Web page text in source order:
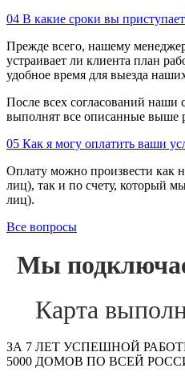
04 В какие сроки вы
Прежде всего, нашему
устраивает ли клиента план
удобное время для выезда
После всех согласований
выполнят все описанные выше
05 Как я могу оплатить ваши
Оплату можно произвести как
лиц), так и по счету, который
лиц).
Все вопросы
Мы
Карта
ЗА 7 ЛЕТ УСПЕШНОЙ
5000 ДОМОВ ПО ВСЕЙ